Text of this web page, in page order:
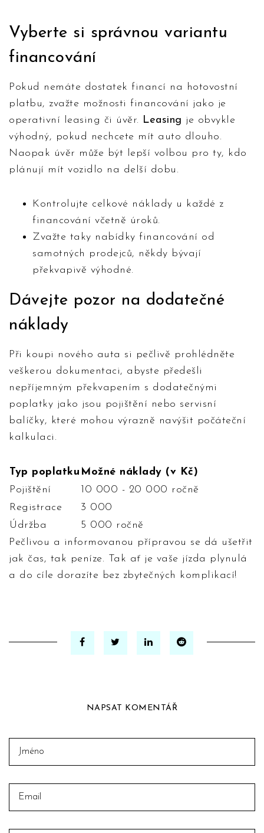
Vyberte si správnou variantu
financování
Pokud nemáte dostatek financí na hotovostní
platbu, zvažte možnosti financování jako je
operativní leasing či úvěr. Leasing je obvykle
výhodný, pokud nechcete mít auto dlouho.
Naopak úvěr může být lepší volbou pro ty, kdo
plánují mít vozidlo na delší dobu.
Kontrolujte celkové náklady u každé z
financování včetně úroků.
Zvažte taky nabídky financování od
samotných prodejců, někdy bývají
překvapivě výhodné.
Dávejte pozor na dodatečné
náklady
Při koupi nového auta si pečlivě prohlédněte
veškerou dokumentaci, abyste předešli
nepříjemným překvapením s dodatečnými
poplatky jako jsou pojištění nebo servisní
balíčky, které mohou výrazně navýšit počáteční
kalkulaci.
Typ poplatku Možné náklady (v Kč)
Pojištění
10 000 - 20 000 ročně
Registrace
3 000
Údržba
5 000 ročně
Pečlivou a informovanou přípravou se dá ušetřit
jak čas, tak peníze. Tak ať je vaše jízda plynulá
a do cíle dorazíte bez zbytečných komplikací!
NAPSAT KOMENTÁŘ